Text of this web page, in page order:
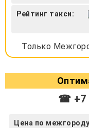
Рейтинг такси:
Только
☎ +7
Цена по